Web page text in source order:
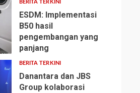
BERITA TERKINI
ESDM: Implementasi
B50 hasil
pengembangan yang
panjang
BERITA TERKINI
Danantara dan JBS
Group kolaborasi